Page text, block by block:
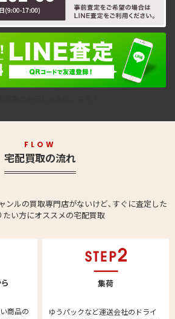
FLOW
宅配買取の流れ
ンルの買取専門店がないけど､すぐに査定した
たい方にオススメの宅配買取
商品の
集荷
ゆうパックなど運送会社のドライ